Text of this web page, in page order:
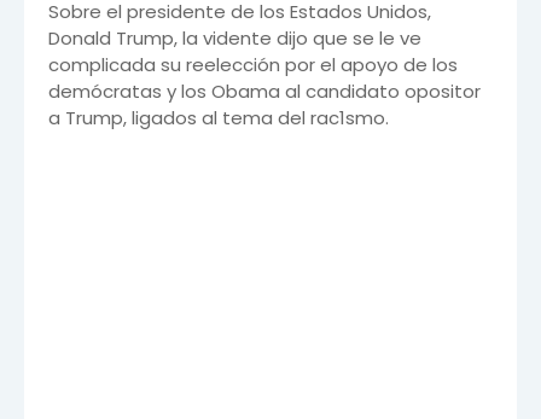
Sobre el presidente de los Estados Unidos,
Donald Trump, la vidente dijo que se le ve
complicada su reelección por el apoyo de los
demócratas y los Obama al candidato opositor
a Trump, ligados al tema del rac1smo.